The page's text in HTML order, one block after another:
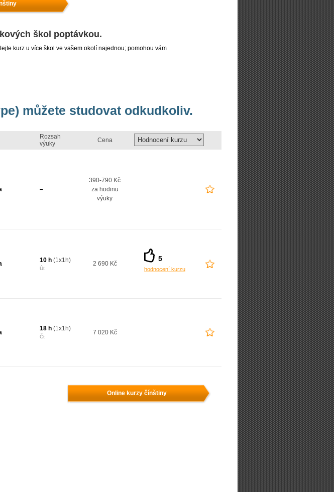
škol poptávkou.
kurz u více škol ve vašem okolí najednou; pomohou vám
můžete studovat odkudkoliv.
Rozsah
výuky
Cena
–
390-790 Kč
za hodinu
výuky
10 h (1x1h)
Út
2 690 Kč
5
hodnocení kurzu
18 h (1x1h)
Čt
7 020 Kč
Online kurzy čínštiny